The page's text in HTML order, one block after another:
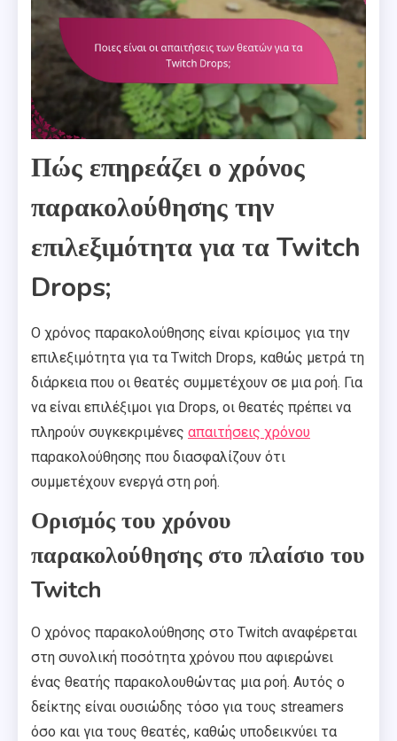
Πώς επηρεάζει ο χρόνος
παρακολούθησης την
επιλεξιμότητα για τα Twitch
Drops;
Ο χρόνος παρακολούθησης είναι κρίσιμος για την
επιλεξιμότητα για τα Twitch Drops, καθώς μετρά τη
διάρκεια που οι θεατές συμμετέχουν σε μια ροή. Για
να είναι επιλέξιμοι για Drops, οι θεατές πρέπει να
πληρούν συγκεκριμένες απαιτήσεις χρόνου
παρακολούθησης που διασφαλίζουν ότι
συμμετέχουν ενεργά στη ροή.
Ορισμός του χρόνου
παρακολούθησης στο πλαίσιο του
Twitch
Ο χρόνος παρακολούθησης στο Twitch αναφέρεται
στη συνολική ποσότητα χρόνου που αφιερώνει
ένας θεατής παρακολουθώντας μια ροή. Αυτός ο
δείκτης είναι ουσιώδης τόσο για τους streamers
όσο και για τους θεατές, καθώς υποδεικνύει τα